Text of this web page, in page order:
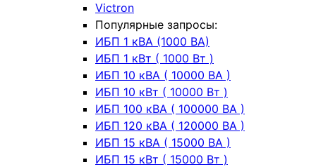
Victron
Популярные запросы:
ИБП 1 кВА (1000 ВА)
ИБП 1 кВт ( 1000 Вт )
ИБП 10 кВА ( 10000 ВА )
ИБП 10 кВт ( 10000 Вт )
ИБП 100 кВА ( 100000 ВА )
ИБП 120 кВА ( 120000 ВА )
ИБП 15 кВА ( 15000 ВА )
ИБП 15 кВт ( 15000 Вт )